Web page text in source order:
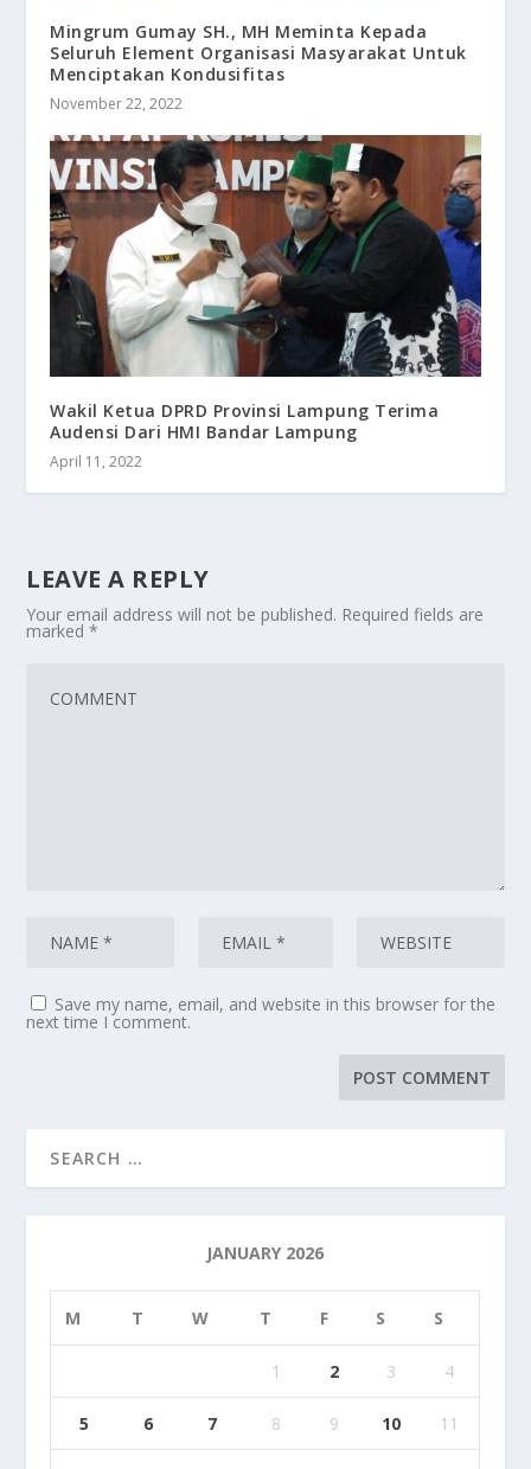
Mingrum Gumay SH., MH Meminta Kepada
Seluruh Element Organisasi Masyarakat Untuk
Menciptakan Kondusifitas
November 22, 2022
Wakil Ketua DPRD Provinsi Lampung Terima
Audensi Dari HMI Bandar Lampung
April 11, 2022
LEAVE A REPLY
Your email address will not be published. Required fields are
marked*
Save my name, email, and website in this browser for the
next time I comment.
JANUARY 2026
M T W T F S S
1 2 3 4
5 6 7 8 9 10 11